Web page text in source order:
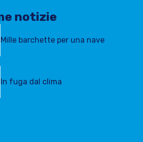
notizie
Mille barchette per una nave
In fuga dal clima